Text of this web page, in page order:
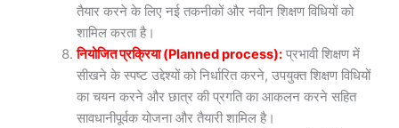
तैयार करने के लिए नई तकनीकों और नवीन शिक्षण विधियों को
शामिल करता है।
नियोजित प्रक्रिया (Planned process): प्रभावी शिक्षण में
सीखने के स्पष्ट उद्देश्यों को निर्धारित करने, उपयुक्त शिक्षण विधियों
का चयन करने और छात्र की प्रगति का आकलन करने सहित
सावधानीपूर्वक योजना और तैयारी शामिल है।